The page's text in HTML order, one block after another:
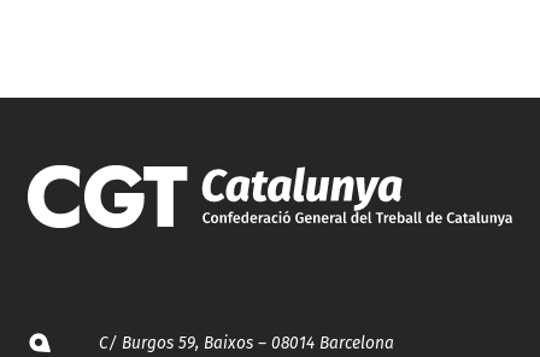
C/ Burgos 59, Baixos – 08014 Barcelona